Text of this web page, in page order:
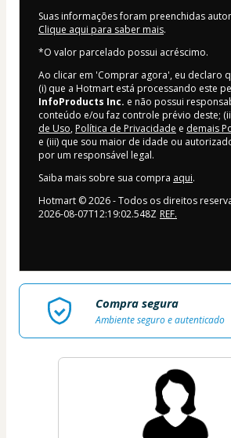
Suas informações foram preenchidas
Clique aqui para saber mais.
*O valor parcelado possui acréscimo.
Ao clicar em 'Comprar agora', eu declaro
(i) que a Hotmart está processando este
InfoProducts Inc. e não possui
conteúdo e/ou faz controle prévio deste;
de Uso, Política de Privacidade e demais
e (iii) que sou maior de idade ou
por um responsável legal.
Saiba mais sobre sua compra aqui.
Hotmart ©2026- Todos os direitos
2026-08-07T12:19:02.548Z REF.
Compra segura
Ambiente seguro e autenticado